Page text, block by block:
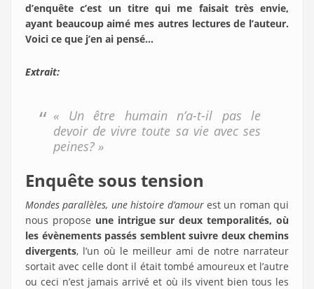
d’enquête c’est un titre qui me faisait très envie,
ayant beaucoup aimé mes autres lectures de l’auteur.
Voici ce que j’en ai pensé…
Extrait:
« Un être humain n’a-t-il pas le
devoir de vivre toute sa vie avec ses
peines? »
Enquête sous tension
Mondes parallèles, une histoire d’amourest un roman qui
nous propose une intrigue sur deux temporalités, où
les évènements passés semblent suivre deux chemins
divergents, l’un où le meilleur ami de notre narrateur
sortait avec celle dont il était tombé amoureux et l’autre
ou ceci n’est jamais arrivé et où ils vivent bien tous les